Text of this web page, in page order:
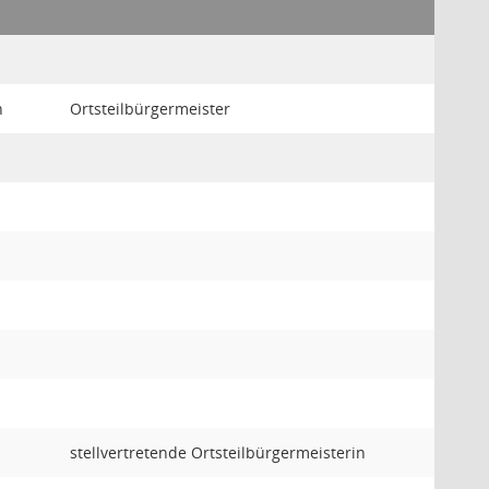
Ortsteilbürgermeister
stellvertretende Ortsteilbürgermeisterin